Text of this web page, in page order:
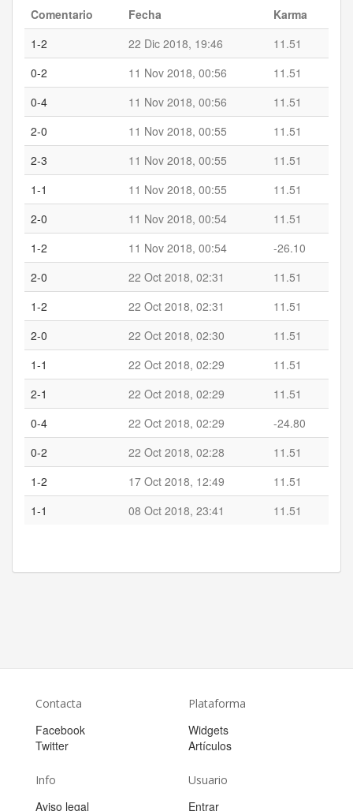
Comentario Fecha
Karma
1-2
22 Dic 2018, 19:46
11.51
0-2
11 Nov 2018, 00:56
11.51
0-4
11 Nov 2018, 00:56
11.51
2-0
11 Nov 2018, 00:55
11.51
2-3
11 Nov 2018, 00:55
11.51
1-1
11 Nov 2018, 00:55
11.51
2-0
11 Nov 2018, 00:54
11.51
1-2
11 Nov 2018, 00:54
-26.10
2-0
22 Oct 2018, 02:31
11.51
1-2
22 Oct 2018, 02:31
11.51
2-0
22 Oct 2018, 02:30
11.51
1-1
22 Oct 2018, 02:29
11.51
2-1
22 Oct 2018, 02:29
11.51
0-4
22 Oct 2018, 02:29
-24.80
0-2
22 Oct 2018, 02:28
11.51
1-2
17 Oct 2018, 12:49
11.51
1-1
08 Oct 2018, 23:41 11.51
Contacta
Facebook
Twitter
Plataforma
Widgets
Artículos
Info
Aviso legal
Usuario
Entrar